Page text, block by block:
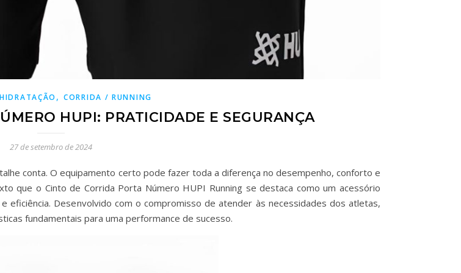
,CORRIDA / RUNNING
HUPI: PRATICIDADE E SEGURANÇA
27 de setembro de 2024
conta. O equipamento certo pode fazer toda a diferença no desempenho, conforto e
que o Cinto de Corrida Porta Número HUPI Running se destaca como um acessório
eficiência. Desenvolvido com o compromisso de atender às necessidades dos atletas,
fundamentais para uma performance de sucesso.